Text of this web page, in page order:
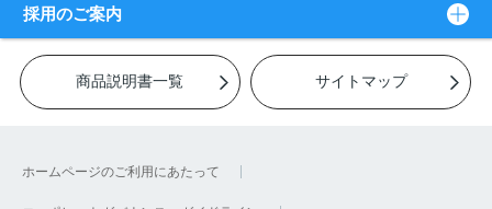
採用のご案内
商品説明書一覧 サイトマップ
ホームページのご利用にあたって